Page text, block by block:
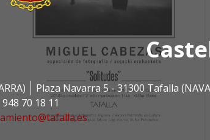
Plaza Navarra 5 - 31300 Tafalla
948 70 18 11